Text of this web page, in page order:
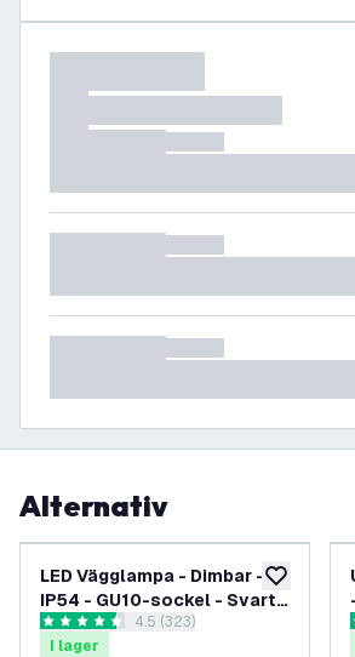
Alternativ
lägg till i
LED Vägglampa - Dimbar -
IP54 - GU10-sockel - Svart -
För Inom- & Utomhusbruk
öppna recensionspanel
4.5 stjärnbetyg4.5 (323)
I lager